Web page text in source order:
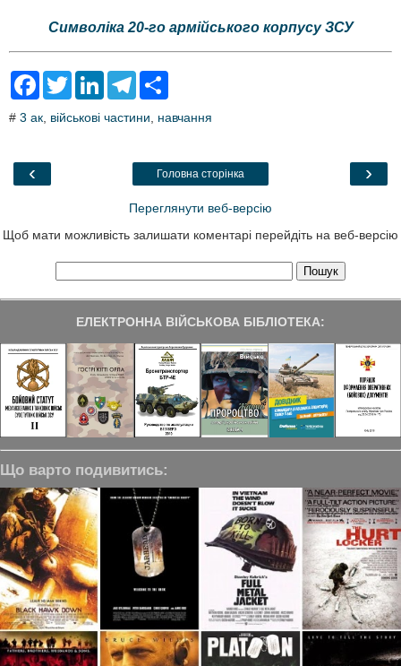
Символіка 20-го армійського корпусу ЗСУ
F
e
o
T
t
L
k
T
e
a
r
# 3 ак військові частини навчання
‹ ›
Головна сторінка
Переглянути веб-версію
Щоб мати можливість залишати коментарі перейдіть на веб-версію
ЕЛЕКТРОННА ВІЙСЬКОВА БІБЛІОТЕКА:
Що варто подивитись: